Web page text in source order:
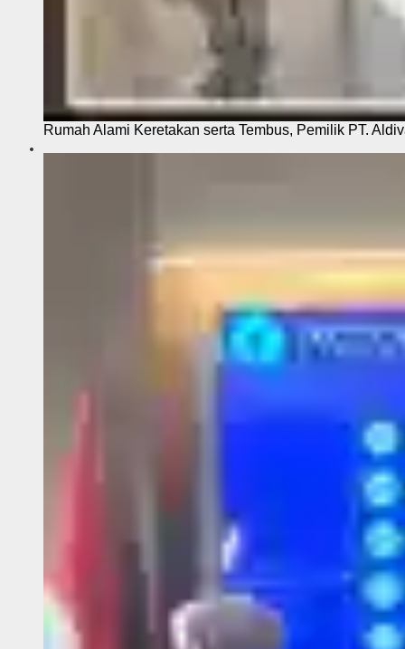
Rumah Alami Keretakan serta Tembus, Pemilik PT.